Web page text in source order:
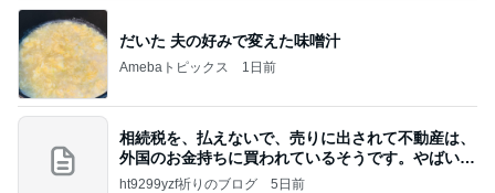
だいた 夫の好みで変えた味噌汁
Amebaトピックス 1日前
相続税を、払えないで、売りに出されて不動産は、
外国のお金持ちに買われているそうです。やばいで
すよ
ht9299yzf祈りのブログ 5日前